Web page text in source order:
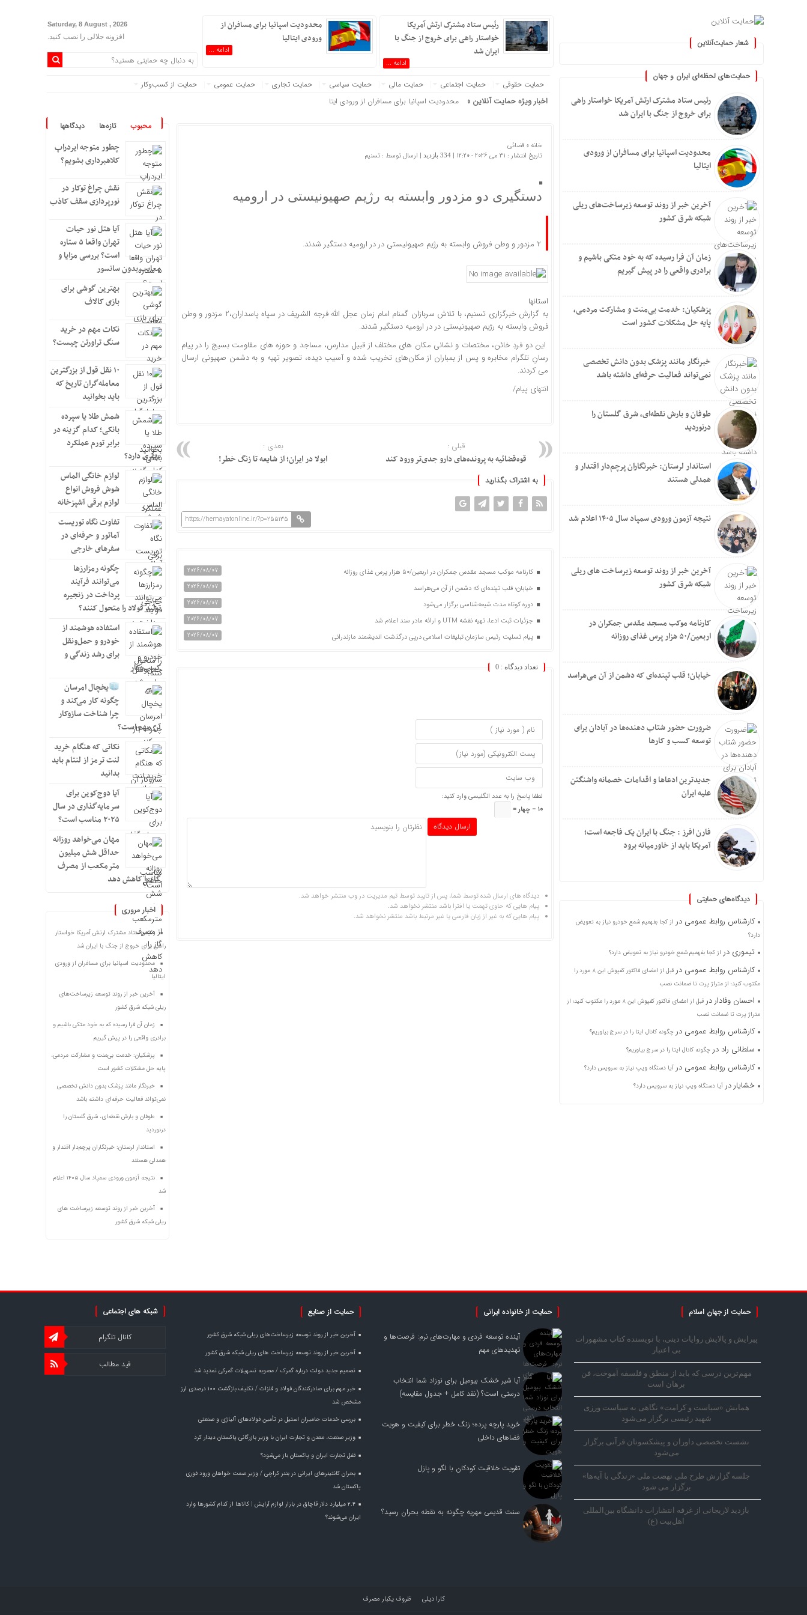
شعار حمایت‌آنلاین
حمایت‌های لحظه‌ای ایران و جهان
رئیس ستاد مشترک ارتش آمریکا خواستار راهی
برای خروج از جنگ با ایران شد
محدودیت اسپانیا برای مسافران از ورودی
ایتالیا
آخرین خبر از روند توسعه زیرساخت‌های ریلی
شبکه شرق کشور
زمان آن فرا رسیده که به خود متکی باشیم و
برادری واقعی را در پیش گیریم
پزشکیان: خدمت بی‌منت و مشارکت مردمی،
پایه حل مشکلات کشور است
خبرنگار مانند پزشک بدون دانش تخصصی
نمی‌تواند فعالیت حرفه‌ای داشته باشد
طوفان و بارش نقطه‌ای، شرق گلستان را
درنوردید
استاندار لرستان: خبرنگاران پرچم‌دار اقتدار و
همدلی هستند
نتیجه آزمون ورودی سمپاد سال ۱۴۰۵ اعلام شد
آخرین خبر از روند توسعه زیرساخت های ریلی
شبکه شرق کشور
کارنامه موکب مسجد مقدس جمکران در
اربعین/۵۰ هزار پرس غذای روزانه
خیابان؛ قلب تپنده‌ای که دشمن از آن می‌هراسد
ضرورت حضور شتاب ‌دهنده‌ها در آبادان برای
توسعه کسب‌ و کارها
جدیدترین ادعاها و اقدامات خصمانه واشنگتن
علیه ایران
فارن افرز : جنگ با ایران یک فاجعه است؛
آمریکا باید از خاورمیانه برود
دیدگاه‌های حمایتی
کارشناس روابط عمومی در از کجا بفهمیم شمع خودرو نیاز به تعویض
دارد؟
تیموری در از کجا بفهمیم شمع خودرو نیاز به تعویض دارد؟
کارشناس روابط عمومی در
قبل از امضای فاکتور کفپوش این ۸ مورد را
مکتوب کنید؛ از متراژ پرت تا ضمانت نصب
احسان وفادار در
قبل از امضای فاکتور کفپوش این ۸ مورد را مکتوب کنید؛ از
متراژ پرت تا ضمانت نصب
کارشناس روابط عمومی در چگونه کانال ایتا را در سرچ بیاوریم؟
سلطانی راد در چگونه کانال ایتا را در سرچ بیاوریم؟
کارشناس روابط عمومی در آیا دستگاه ویپ نیاز به سرویس دارد؟
خشایار در آیا دستگاه ویپ نیاز به سرویس دارد؟
رئیس ستاد مشترک ارتش آمریکا
خواستار راهی برای خروج از جنگ با
ایران شد
ادامه ...
محدودیت اسپانیا برای مسافران از
ورودی ایتالیا
ادامه ...
Saturday, 8 August , 2026
افزونه جلالی را نصب کنید.
حمایت حقوقی حمایت اجتماعی حمایت مالی حمایت سیاسی حمایت تجاری حمایت عمومی حمایت از کسب‌وکار
اخبار ویژه حمایت آنلاین » محدودیت اسپانیا برای مسافران از ورودی ایتالیا
خانه » قضائی
تاریخ انتشار : 31 می 2026 - 12:20 |
334 بازدید | ارسال توسط : تسنیم
دستگیری دو مزدور وابسته به رژیم صهیونیستی در ارومیه
2 مزدور و وطن فروش وابسته به رژیم صهیونیستی در در ارومیه دستگیر شدند.
استانها
به گزارش خبرگزاری تسنیم، با تلاش سربازان گمنام امام زمان عجل الله فرجه الشریف در سپاه پاسداران،2 مزدور و وطن
فروش وابسته به رژیم صهیونیستی در در ارومیه دستگیر شدند.
این دو فردِ خائن، مختصات و نشانی مکان های مختلف از قبیل مدارس، مساجد و حوزه های مقاومت بسیج را در پیام
رسانِ تلگرام مخابره و پس از بمباران از مکان‌های تخریب شده و آسیب دیده، تصویر تهیه و به دشمن صهیونی ارسال
می کردند.
انتهای پیام/
بعدی :
ابولا در ایران؛ از شایعه تا زنگ خطر!
قبلی :
قوه‌قضائیه به پرونده‌های دارو جدی‌تر ورود کند
به اشتراک بگذارید
https://hemayatonline.ir/?p=255135
کارنامه موکب مسجد مقدس جمکران در اربعین/۵۰ هزار پرس غذای روزانه
2026/08/07
خیابان؛ قلب تپنده‌ای که دشمن از آن می‌هراسد
2026/08/07
دوره کوتاه مدت شیعه‌شناسی برگزار می‌شود
2026/08/07
جزئیات ثبت ادعا، تهیه نقشه UTM و ارائه مادر سند اعلام شد
2026/08/07
پیام تسلیت رئیس سازمان تبلیغات اسلامی درپی درگذشت اندیشمند مازندرانی
2026/08/07
تعداد دیدگاه : 0
لطفا پاسخ را به عدد انگلیسی وارد کنید:
10 − چهار =
دیدگاه های ارسال شده توسط شما، پس از تایید توسط تیم مدیریت در وب منتشر خواهد شد.
پیام هایی که حاوی تهمت یا افترا باشد منتشر نخواهد شد.
پیام هایی که به غیر از زبان فارسی یا غیر مرتبط باشد منتشر نخواهد شد.
محبوب تازه‌ها دیدگاهها
چطور متوجه ایردراپ
کلاهبرداری بشویم؟
نقش چراغ توکار در
نورپردازی سقف کاذب
آیا هتل نور حیات
تهران واقعا ۵ ستاره
است؟ بررسی مزایا و
معایب بدون سانسور
بهترین گوشی برای
بازی کالاف
نکات مهم در خرید
سنگ تراورتن چیست؟
۱۰ نقل قول از بزرگترین
معامله‌گران تاریخ که
باید بخوانید
شمش طلا یا سپرده
بانکی؛ کدام گزینه در
برابر تورم عملکرد
بهتری دارد؟
لوازم خانگی الماس
شوش فروش انواع
لوازم برقی آشپزخانه
تفاوت نگاه توریست
آماتور و حرفه‌ای در
سفرهای خارجی
چگونه رمزارزها
می‌توانند فرآیند
پرداخت در زنجیره
تولید فولاد را متحول کنند؟
استفاده هوشمند از
خودرو و حمل‌ونقل
برای رشد زندگی و
کسب‌وکار
یخچال امرسان
چگونه کار می‌کند و
چرا شناخت سازوکار
آن مهم است؟
نکاتی که هنگام خرید
لنت ترمز از لنتام باید
بدانید
آیا دوج‌کوین برای
سرمایه‌گذاری در سال
۲۰۲۵ مناسب است؟
مهان می‌خواهد روزانه
حداقل شش میلیون
مترمکعب از مصرف
گاز را کاهش دهد
اخبار مروری
رئیس ستاد مشترک ارتش آمریکا خواستار
راهی برای خروج از جنگ با ایران شد
محدودیت اسپانیا برای مسافران از ورودی
ایتالیا
آخرین خبر از روند توسعه زیرساخت‌های
ریلی شبکه شرق کشور
زمان آن فرا رسیده که به خود متکی باشیم و
برادری واقعی را در پیش گیریم
پزشکیان: خدمت بی‌منت و مشارکت مردمی،
پایه حل مشکلات کشور است
خبرنگار مانند پزشک بدون دانش تخصصی
نمی‌تواند فعالیت حرفه‌ای داشته باشد
طوفان و بارش نقطه‌ای، شرق گلستان را
درنوردید
استاندار لرستان: خبرنگاران پرچم‌دار اقتدار و
همدلی هستند
نتیجه آزمون ورودی سمپاد سال ۱۴۰۵ اعلام
شد
آخرین خبر از روند توسعه زیرساخت های
ریلی شبکه شرق کشور
حمایت از جهان اسلام
پیرایش و پالایش روایات دینی، با نویسنده کتاب مشهورات
بی اعتبار
مهم‌ترین درسی که باید از منطق و فلسفه آموخت، فن
برهان است
همایش «سیاست و کرامت» نگاهی به سیاست ورزی
شهید رئیسی برگزار می‌شود
نشست تخصصی داوران و پیشکسوتان قرآنی برگزار
می‌شود
جلسه گزارش طرح ملی نهضت ملی «زندگی با آیه‌ها»
برگزار می شود
بازدید لاریجانی از غرفه انتشارات دانشگاه بین‌المللی
اهل‌بیت (ع)
حمایت از خانواده ایرانی
آینده توسعه فردی و مهارت‌های نرم: فرصت‌ها و
تهدیدهای مهم
آیا شیر خشک بیومیل برای نوزاد شما انتخاب
درستی است؟ (نقد کامل + جدول مقایسه)
خرید پارچه پرده؛ زنگ خطر برای کیفیت و هویت
فضاهای داخلی
تقویت خلاقیت کودکان با لگو و پازل
سنت قدیمی مهریه چگونه به نقطه بحران رسید؟
حمایت از صنایع
آخرین خبر از روند توسعه زیرساخت‌های ریلی شبکه شرق کشور
آخرین خبر از روند توسعه زیرساخت های ریلی شبکه شرق کشور
تصمیم جدید دولت درباره گمرک / مصوبه تسهیلات گمرکی تمدید شد
خبر مهم برای صادرکنندگان فولاد و فلزات / تکلیف بازگشت ۱۰۰ درصدی ارز
مشخص شد
بررسی خدمات حامیران استیل در تأمین فولادهای آلیاژی و صنعتی
وزیر صنعت، معدن و تجارت ایران با وزیر بازرگانی پاکستان دیدار کرد
قفل تجارت ایران و پاکستان باز می‌شود؟
بحران کانتینر‌های ایرانی در بندر کراچی / وزیر صمت خواهان ورود فوری
پاکستان شد
۲.۴ میلیارد دلار قاچاق در بازار لوازم آرایش | کالاها از کدام کشورها وارد
ایران می‌شوند؟
شبکه های اجتماعی
کانال تلگرام
فید مطالب
کارا دیلی ظروف یکبار مصرف